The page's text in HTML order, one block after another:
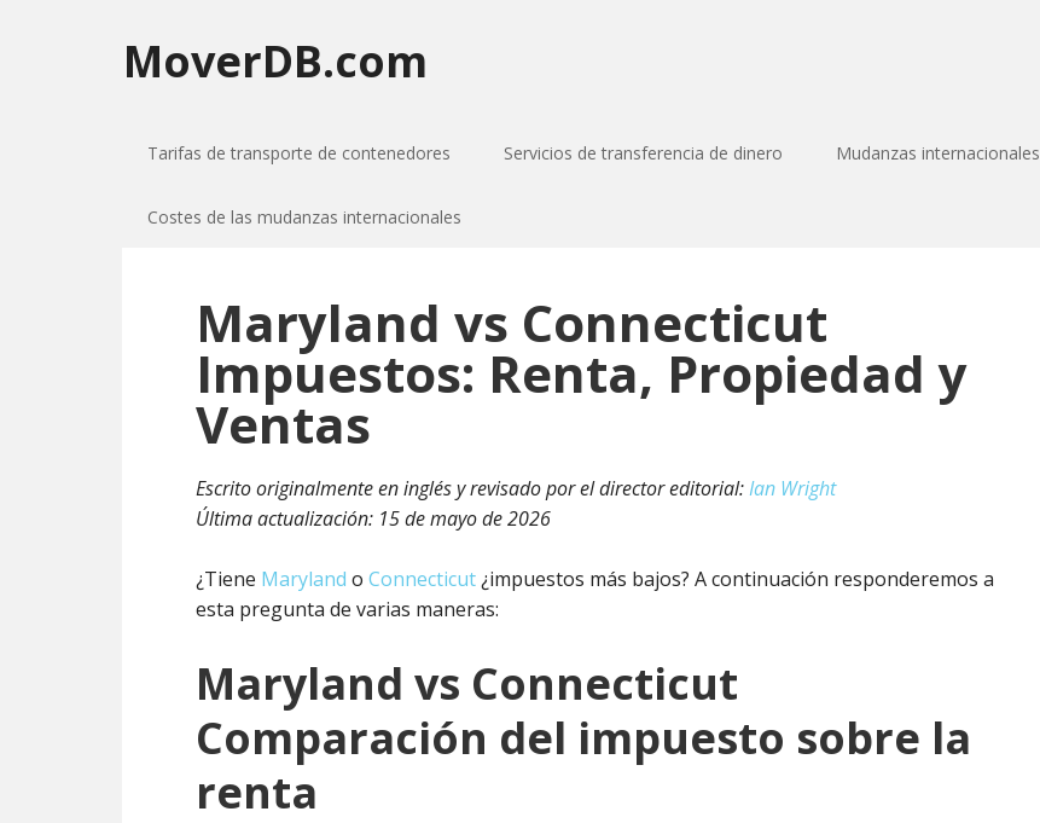
MoverDB.com
Tarifas de transporte de contenedores Servicios de transferencia de dinero Mudanzas internacionales
Costes de las mudanzas internacionales
Maryland vs Connecticut
Impuestos: Renta, Propiedad y
Ventas
Escrito originalmente en inglés y revisado por el director editorial:Ian Wright
Última actualización: 15 de mayo de 2026
¿Tiene Maryland o Connecticut¿impuestos más bajos? A continuación responderemos a
esta pregunta de varias maneras:
Maryland vs Connecticut
Comparación del impuesto sobre la
renta